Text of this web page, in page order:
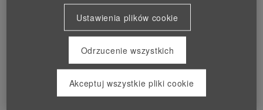
Ustawienia plików cookie
Odrzucenie wszystkich
Akceptuj wszystkie pliki cookie